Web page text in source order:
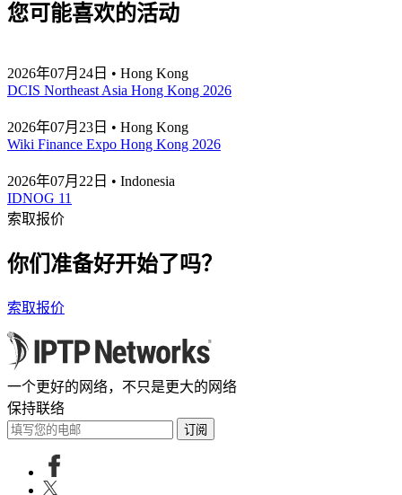
您可能喜欢的活动
2026年07月24日 • Hong Kong
DCIS Northeast Asia Hong Kong 2026
2026年07月23日 • Hong Kong
Wiki Finance Expo Hong Kong 2026
2026年07月22日 • Indonesia
IDNOG 11
索取报价
你们准备好开始了吗？
索取报价
一个更好的网络，不只是更大的网络
保持联络
订阅